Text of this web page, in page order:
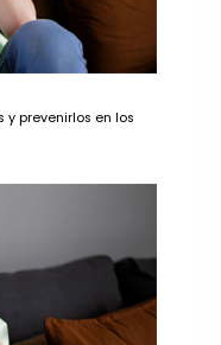
prevenirlos en los